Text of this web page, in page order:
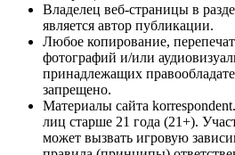
Владелец веб-страницы в
является автор публикации.
Любое копирование,
фотографий и/или
принадлежащих
запрещено.
Материалы сайта
лиц старше 21 года (21+).
может вызвать игровую